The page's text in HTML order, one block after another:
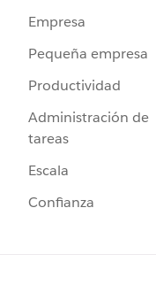
Empresa
Pequeña empresa
Productividad
Administración de
tareas
Escala
Confianza